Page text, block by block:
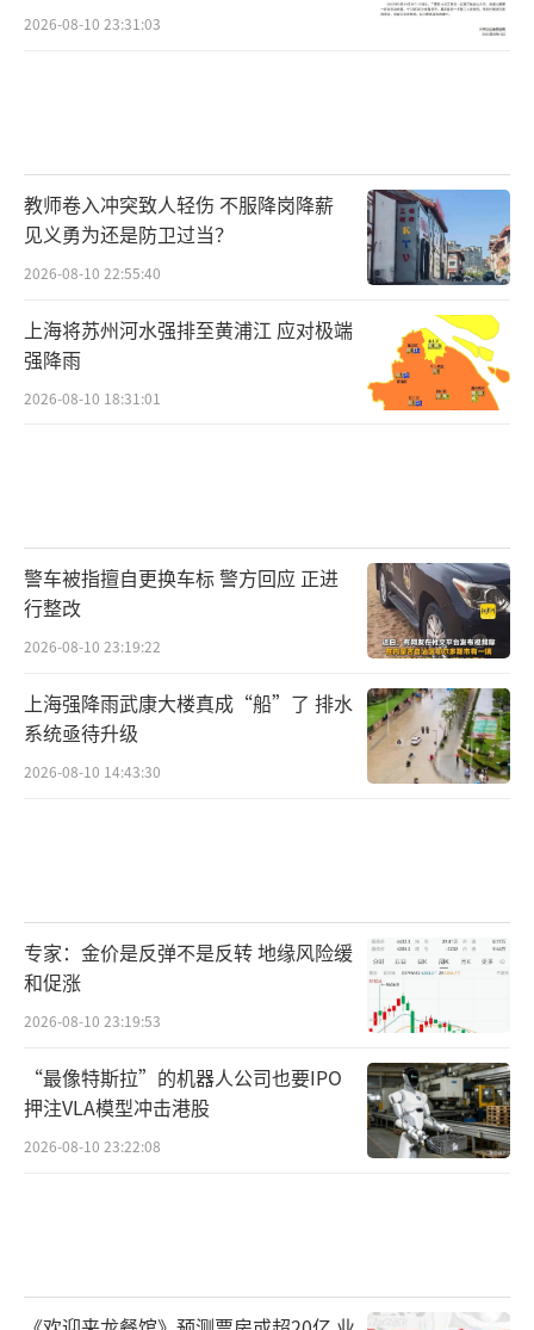
2026-08-10 23:31:03
教师卷入冲突致人轻伤 不服降岗降薪
见义勇为还是防卫过当？
2026-08-10 22:55:40
上海将苏州河水强排至黄浦江 应对极端
强降雨
2026-08-10 18:31:01
警车被指擅自更换车标 警方回应 正进
行整改
2026-08-10 23:19:22
上海强降雨武康大楼真成“船”了 排水
系统亟待升级
2026-08-10 14:43:30
专家：金价是反弹不是反转 地缘风险缓
和促涨
2026-08-10 23:19:53
“最像特斯拉”的机器人公司也要IPO
押注VLA模型冲击港股
2026-08-10 23:22:08